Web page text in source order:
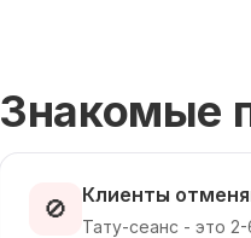
Знакомые
🚫 Клиенты
Тату-сеанс - это